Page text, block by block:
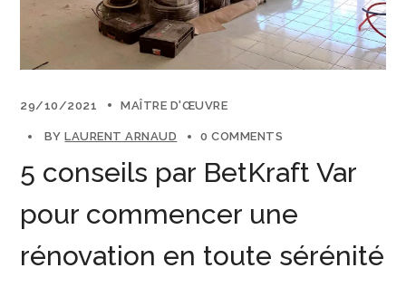
29/10/2021 MAÎTRE D'ŒUVRE
BYLAURENT ARNAUD 0 COMMENTS
5 conseils par BetKraft Var
pour commencer une
rénovation en toute sérénité